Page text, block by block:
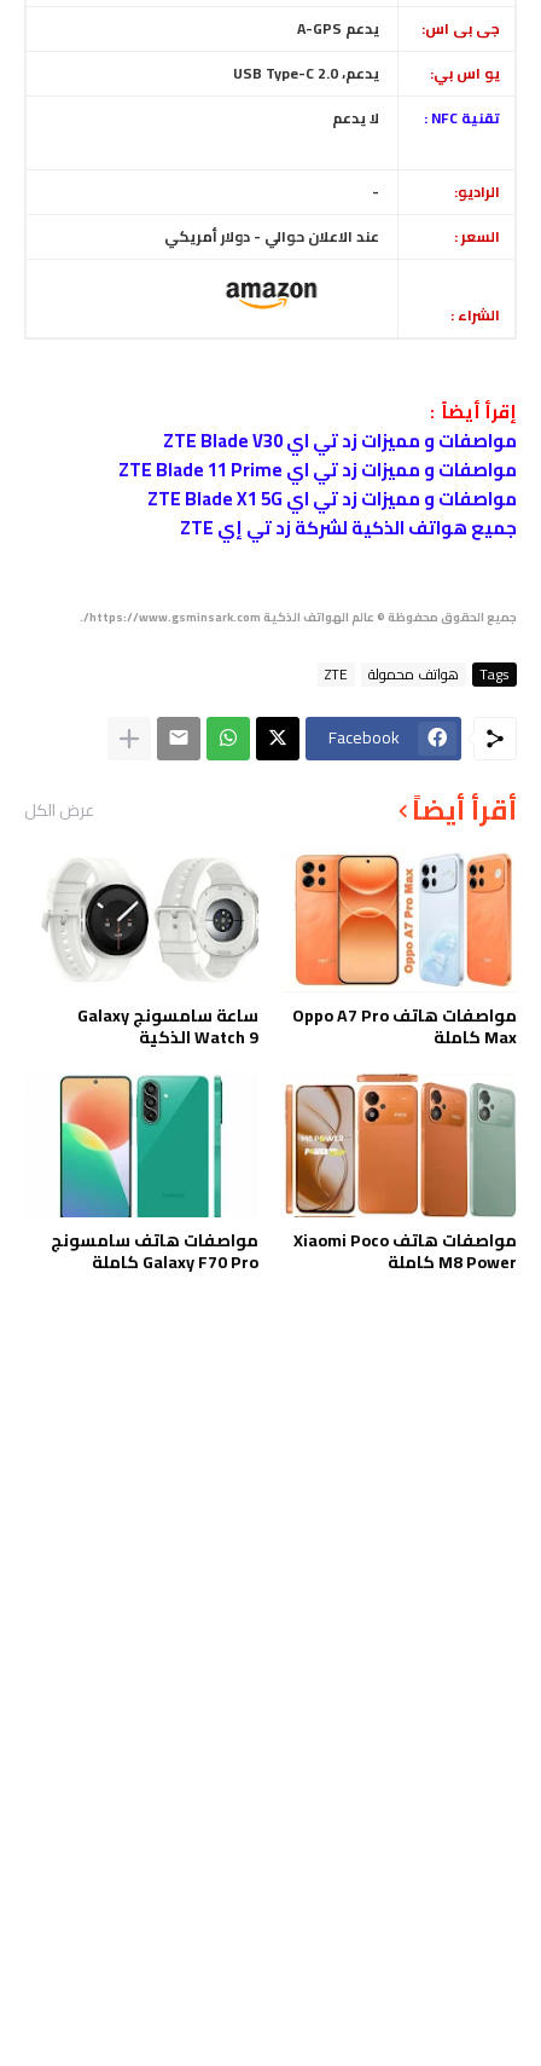
جى بى اس:
يدعم A-GPS
يو اس بي:
يدعم، USB Type-C 2.0
تقنية NFC :
لايدعم
الراديو:
-
السعر :
عند الاعلان حوالي - دولار أمريكي
الشراء :
إقرأ أيضاً :
مواصفات و مميزات زد تي اي ZTE Blade V30
مواصفات و مميزات زد تي اي ZTE Blade 11 Prime
مواصفات و مميزات زد تي اي ZTE Blade X1 5G
جميع هواتف الذكية لشركة زد تي إي ZTE
جميع الحقوق محفوظة © عالم الهواتف الذكية https://www.gsminsark.com/.
Tags هواتف محمولة ZTE
Facebook
أقرأ أيضاً عرض الكل
مواصفات هاتف Oppo A7 Pro
Max كاملة
ساعة سامسونج Galaxy
Watch 9 الذكية
مواصفات هاتف Xiaomi Poco
M8 Power كاملة
مواصفات هاتف سامسونج
Galaxy F70 Pro كاملة